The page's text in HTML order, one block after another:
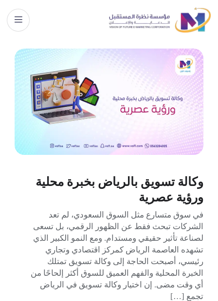
وكالة تسويق بالرياض بخبرة محلية
ورؤية عصرية
في سوق متسارع مثل السوق السعودي، لم تعد
الشركات تبحث فقط عن الظهور الرقمي، بل تسعى
لصناعة تأثير حقيقي ومستدام. ومع النمو الكبير الذي
تشهده العاصمة الرياض كمركز اقتصادي وتجاري
رئيسي، أصبحت الحاجة إلى وكالة تسويق تمتلك
الخبرة المحلية والفهم العميق للسوق أكثر إلحاحًا من
أي وقت مضى. إن اختيار وكالة تسويق في الرياض
تجمع […]